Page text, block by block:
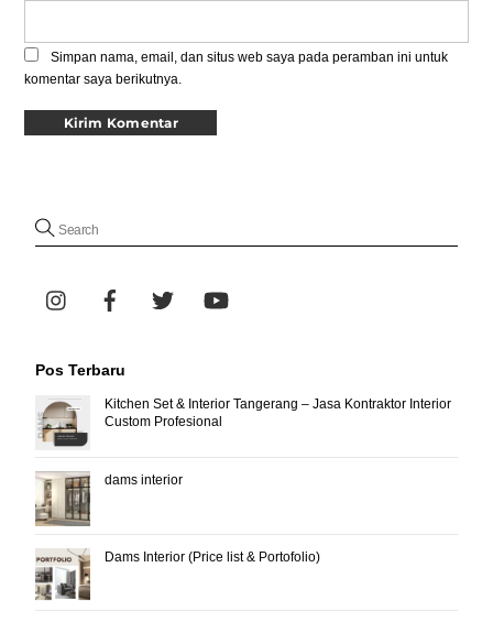
Simpan nama, email, dan situs web saya pada peramban ini untuk
komentar saya berikutnya.
Pos Terbaru
Kitchen Set & Interior Tangerang – Jasa Kontraktor Interior
Custom Profesional
dams interior
Dams Interior (Price list & Portofolio)